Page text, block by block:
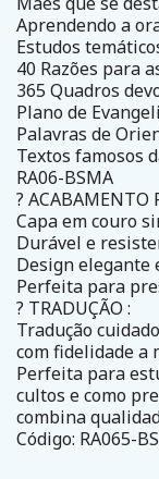
Aprendendo a
Estudos
40 Razões para
365 Quadros
Plano de
Palavras de
Textos famosos
RA06-BSMA
? ACABAMENTO
Capa em couro
Durável e
Design elegante
Perfeita para
? TRADUÇÃO :
Tradução
com fidelidade a
Perfeita para
cultos e como
combina
Código: RA065-